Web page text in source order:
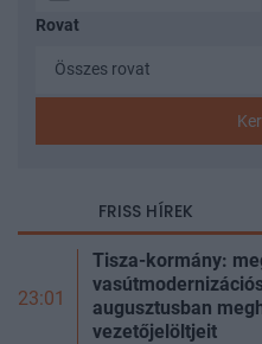
Rovat
FRISS HÍREK
23:01
Tisza-kormány:
augusztusban
vezetőjelöltjeit